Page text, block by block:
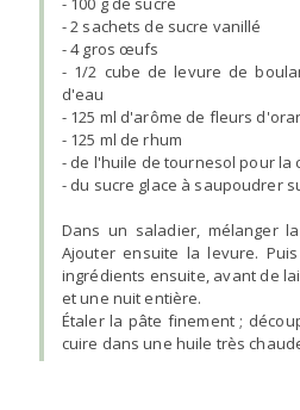
- 2 sachets de sucre vanillé
- 4 gros œufs
- 1/2 cube de levure de
d'eau
- 125 ml d'arôme de fleurs
- 125 ml de rhum
- de l'huile de tournesol pour la
- du sucre glace à saupoudrer
Dans un saladier, mélanger
Ajouter ensuite la levure.
ingrédients ensuite, avant de
et une nuit entière.
Étaler la pâte finement ;
cuire dans une huile très